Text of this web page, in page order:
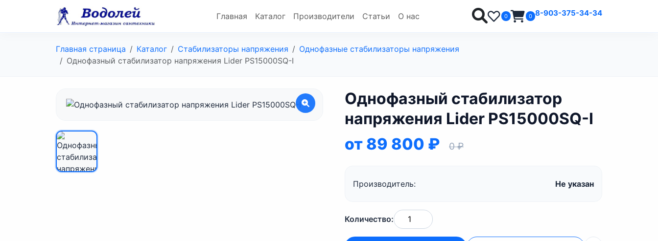
Главная Каталог Производители Статьи О нас 0 0 8-903-375-34-34
Главная страница Каталог Стабилизаторы напряжения
Однофазные стабилизаторы напряжения
Однофазный стабилизатор напряжения Lider PS15000SQ-I
Однофазный стабилизатор
напряжения Lider PS15000SQ-I
от 89 800 ₽
0 ₽
Производитель: Не указан
Количество: